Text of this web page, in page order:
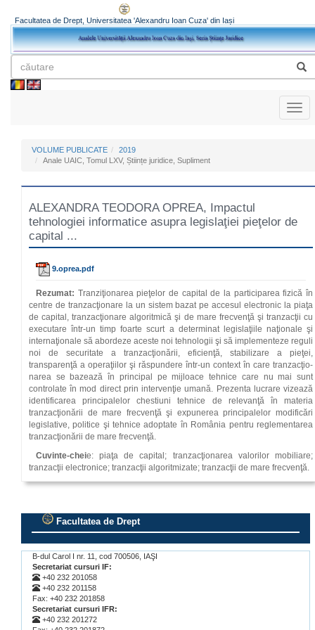
Facultatea de Drept, Universitatea 'Alexandru Ioan Cuza' din Iași
VOLUME PUBLICATE
2019
Anale UAIC, Tomul LXV, Științe juridice, Supliment
ALEXANDRA TEODORA OPREA, Impactul
tehnologiei informatice asupra legislaţiei pieţelor de
capital ...
9.oprea.pdf
Rezumat: Tranziţionarea pieţelor de capital de la participarea fizică în
centre de tranzac­ţionare la un sistem bazat pe accesul electronic la piaţa
de capital, tranzacţionare algoritmică şi de mare frecvenţă şi tranzacţii cu
executare într‑un timp foarte scurt a determinat legislaţiile naţionale şi
internaţionale să abordeze aceste noi tehno­logii şi să implementeze reguli
noi de securitate a tranzacţionării, eficienţă, stabi­lizare a pieţei,
transparenţă a operaţiilor şi răspundere într‑un context în care tranzacţio­
narea se bazează în principal pe mijloace tehnice care nu mai sunt
controlate în mod direct prin intervenţie umană. Prezenta lucrare vizează
identi­ficarea principalelor chestiuni tehnice de relevanţă în materia
tranzacţionării de mare frecvenţă şi expunerea principalelor modificări
legislative, politice şi tehnice adoptate în România pentru reglementarea
tranzacţionării de mare frecvenţă.
Cuvinte‑cheie: piaţa de capital; tranzacţionarea valorilor mobiliare;
tranzacţii electronice; tranzacţii algoritmizate; tranzacţii de mare frecvenţă.
Facultatea de Drept
B-dul Carol I nr. 11, cod 700506, IAŞI
Secretariat cursuri IF:
+40 232 201058
+40 232 201158
Fax: +40 232 201858
Secretariat cursuri IFR:
+40 232 201272